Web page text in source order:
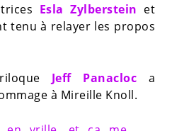
Esla Zylberstein et
tenu à relayer les propos
Jeff Panacloc a
à Mireille Knoll.